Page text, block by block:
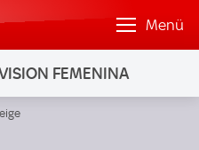
Menü
FEMENINA